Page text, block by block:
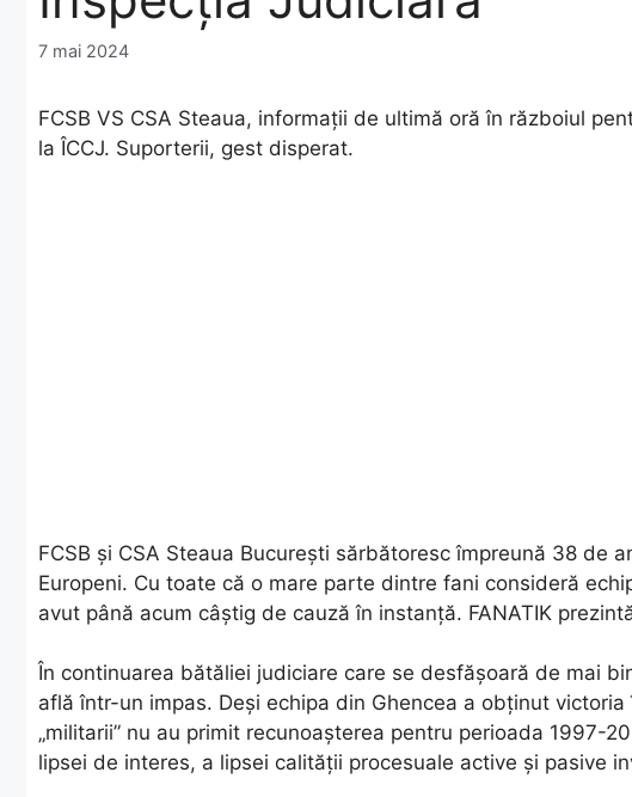
7 mai 2024
FCSB VS CSA Steaua, informații de ultimă oră în războiul
la ÎCCJ. Suporterii, gest disperat.
FCSB și CSA Steaua București sărbătoresc împreună 38 de
Europeni. Cu toate că o mare parte dintre fani consideră
avut până acum câștig de cauză în instanță. FANATIK
În continuarea bătăliei judiciare care se desfășoară de mai
află într-un impas. Deși echipa din Ghencea a obținut
„militarii” nu au primit recunoașterea pentru perioada 1997-
lipsei de interes, a lipsei calității procesuale active și pasive